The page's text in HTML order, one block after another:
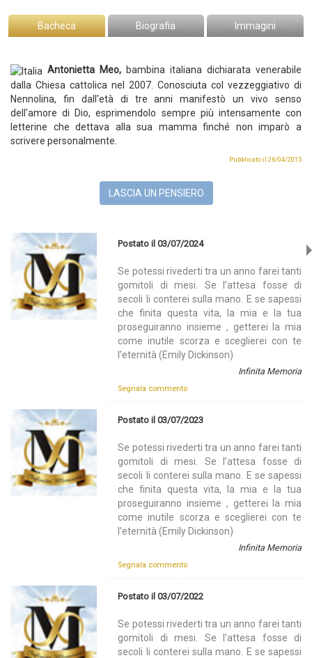
Bacheca Biografia Immagini
Antonietta Meo, bambina italiana dichiarata venerabile
dalla Chiesa cattolica nel 2007. Conosciuta col vezzeggiativo di
Nennolina, fin dall'età di tre anni manifestò un vivo senso
dell'amore di Dio, esprimendolo sempre più intensamente con
letterine che dettava alla sua mamma finché non imparò a
scrivere personalmente.
Pubblicato il 26/04/2015
LASCIA UN PENSIERO
Postato il 03/07/2024
Se potessi rivederti tra un anno farei tanti
gomitoli di mesi. Se l’attesa fosse di
secoli li conterei sulla mano. E se sapessi
che finita questa vita, la mia e la tua
proseguiranno insieme , getterei la mia
come inutile scorza e sceglierei con te
l’eternità (Emily Dickinson)
Infinita Memoria
Segnala commento
Postato il 03/07/2023
Se potessi rivederti tra un anno farei tanti
gomitoli di mesi. Se l’attesa fosse di
secoli li conterei sulla mano. E se sapessi
che finita questa vita, la mia e la tua
proseguiranno insieme , getterei la mia
come inutile scorza e sceglierei con te
l’eternità (Emily Dickinson)
Infinita Memoria
Segnala commento
Postato il 03/07/2022
Se potessi rivederti tra un anno farei tanti
gomitoli di mesi. Se l’attesa fosse di
secoli li conterei sulla mano. E se sapessi